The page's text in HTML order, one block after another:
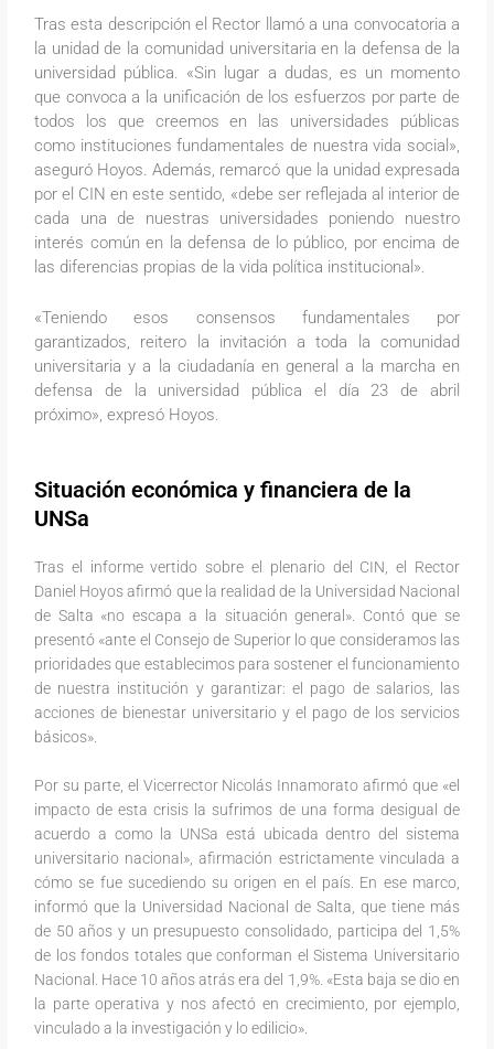
Tras esta descripción el Rector llamó a una convocatoria a
la unidad de la comunidad universitaria en la defensa de la
universidad pública. «Sin lugar a dudas, es un momento
que convoca a la unificación de los esfuerzos por parte de
todos los que creemos en las universidades públicas
como instituciones fundamentales de nuestra vida social»,
aseguró Hoyos. Además, remarcó que la unidad expresada
por el CIN en este sentido, «debe ser reflejada al interior de
cada una de nuestras universidades poniendo nuestro
interés común en la defensa de lo público, por encima de
las diferencias propias de la vida política institucional».
«Teniendo esos consensos fundamentales por
garantizados, reitero la invitación a toda la comunidad
universitaria y a la ciudadanía en general a la marcha en
defensa de la universidad pública el día 23 de abril
próximo», expresó Hoyos.
Situación económica y financiera de la
UNSa
Tras el informe vertido sobre el plenario del CIN, el Rector
Daniel Hoyos afirmó que la realidad de la Universidad Nacional
de Salta «no escapa a la situación general». Contó que se
presentó «ante el Consejo de Superior lo que consideramos las
prioridades que establecimos para sostener el funcionamiento
de nuestra institución y garantizar: el pago de salarios, las
acciones de bienestar universitario y el pago de los servicios
básicos».
Por su parte, el Vicerrector Nicolás Innamorato afirmó que «el
impacto de esta crisis la sufrimos de una forma desigual de
acuerdo a como la UNSa está ubicada dentro del sistema
universitario nacional», afirmación estrictamente vinculada a
cómo se fue sucediendo su origen en el país. En ese marco,
informó que la Universidad Nacional de Salta, que tiene más
de 50 años y un presupuesto consolidado, participa del 1,5%
de los fondos totales que conforman el Sistema Universitario
Nacional. Hace 10 años atrás era del 1,9%. «Esta baja se dio en
la parte operativa y nos afectó en crecimiento, por ejemplo,
vinculado a la investigación y lo edilicio».